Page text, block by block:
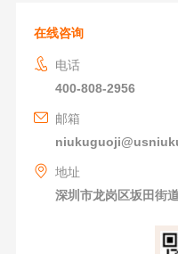
在线咨询
电话
400-808-2956
邮箱
地址
深圳市龙岗区坂田街